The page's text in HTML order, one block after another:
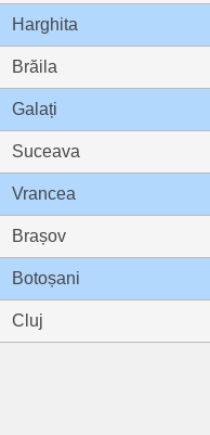
Harghita
Brăila
Galați
Suceava
Vrancea
Brașov
Botoșani
Cluj